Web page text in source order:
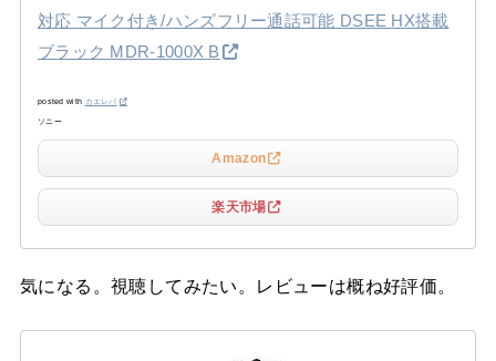
対応 マイク付き/ハンズフリー通話可能 DSEE HX搭載
ブラック MDR-1000X B
posted with カエレバ
ソニー
Amazon
楽天市場
気になる。視聴してみたい。レビューは概ね好評価。